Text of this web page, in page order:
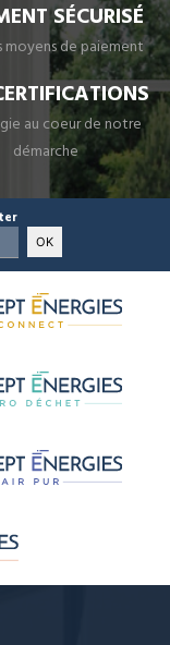
SÉCURISÉ
moyens de paiement
au coeur de notre
démarche
OK